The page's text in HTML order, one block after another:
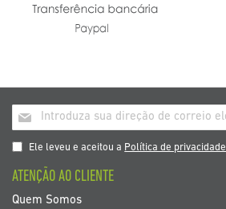
Inscrição
a
nosso
de
noticias
Ele leveu e aceitou a Política de privacidade
ATENÇÃO AO CLIENTE
Quem Somos